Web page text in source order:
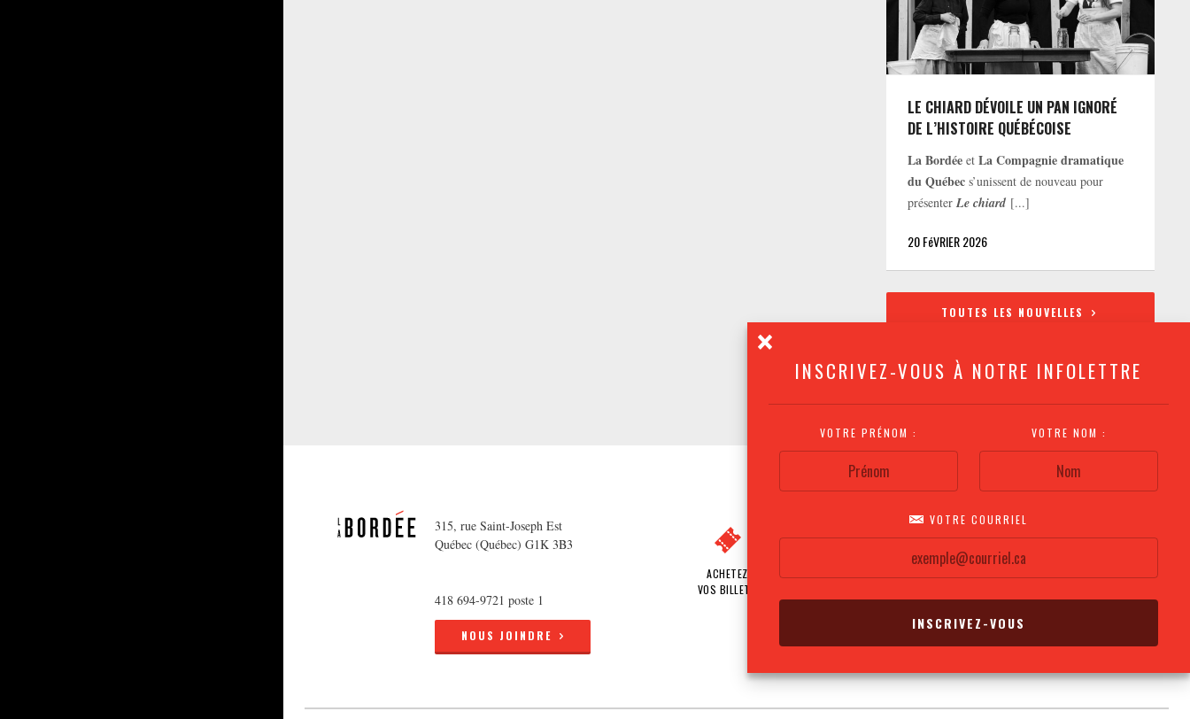
INSCRIVEZ-VOUS À NOTRE INFOLETTRE
VOTRE PRÉNOM : VOTRE NOM :
VOTRE COURRIEL
LE CHIARD DÉVOILE UN PAN IGNORÉ
DE L’HISTOIRE QUÉBÉCOISE
La Bordée etLa Compagnie dramatique
du Québec s’unissent de nouveau pour
présenterLe chiard [...]
20 FéVRIER 2026
TOUTES LES NOUVELLES
315, rue Saint-Joseph Est
Québec (Québec) G1K 3B3
418 694-9721 poste 1
NOUS JOINDRE
ACHETEZ
VOS BILLETS